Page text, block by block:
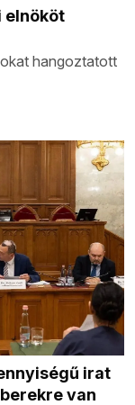
elnököt
hangoztatott
irat
van